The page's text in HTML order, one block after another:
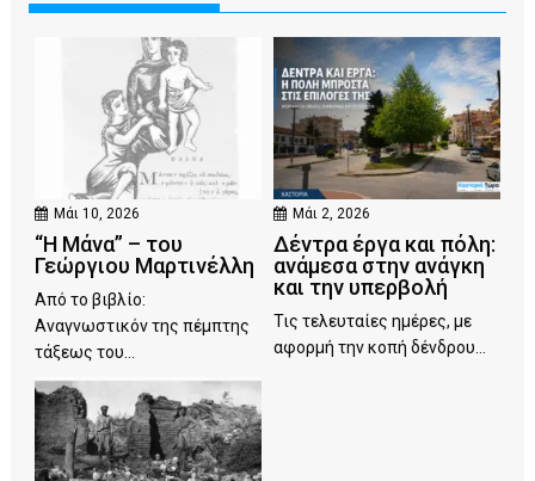
Μάι 10, 2026
“Η Μάνα” – του
Γεώργιου Μαρτινέλλη
Από το βιβλίο:
Αναγνωστικόν της πέμπτης
τάξεως του...
Μάι 2, 2026
Δέντρα έργα και πόλη:
ανάμεσα στην ανάγκη
και την υπερβολή
Τις τελευταίες ημέρες, με
αφορμή την κοπή δένδρου...